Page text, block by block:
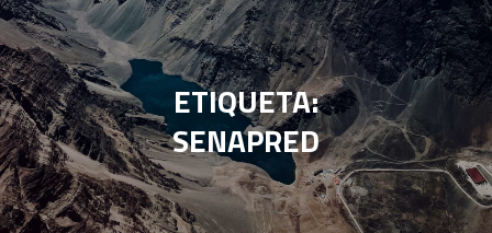
DOCENCIA Y FORMACIÓN CONTINUA
DIFUSIÓN Y VALORACIÓN CIUDADANA
ETIQUETA:
SENAPRED